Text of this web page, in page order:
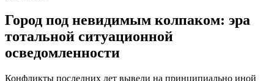
Город под невидимым колпаком: эра
тотальной ситуационной
осведомленности
Конфликты последних лет вывели на принципиально иной